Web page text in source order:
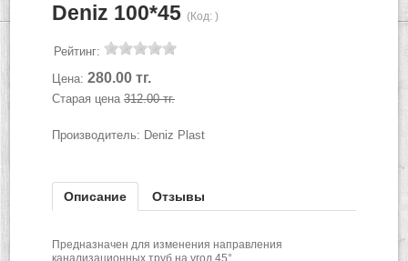
Deniz 100*45 (Код: )
Рейтинг:
Цена: 280.00 тг.
Старая цена 312.00 тг.
Производитель: Deniz Plast
Описание Отзывы
Предназначен для изменения направления
канализационных труб на угол 45°.